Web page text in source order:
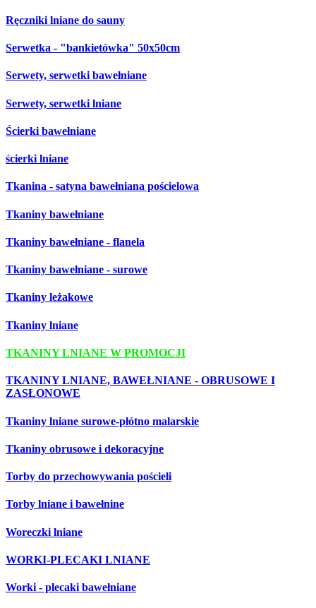
Ręczniki lniane do sauny
Serwetka - "bankietówka" 50x50cm
Serwety, serwetki bawełniane
Serwety, serwetki lniane
Ścierki bawełniane
ścierki lniane
Tkanina - satyna bawełniana pościelowa
Tkaniny bawełniane
Tkaniny bawełniane - flanela
Tkaniny bawełniane - surowe
Tkaniny leżakowe
Tkaniny lniane
TKANINY LNIANE W PROMOCJI
TKANINY LNIANE, BAWEŁNIANE - OBRUSOWE I
ZASŁONOWE
Tkaniny lniane surowe-płótno malarskie
Tkaniny obrusowe i dekoracyjne
Torby do przechowywania pościeli
Torby lniane i bawełnine
Woreczki lniane
WORKI-PLECAKI LNIANE
Worki - plecaki bawełniane